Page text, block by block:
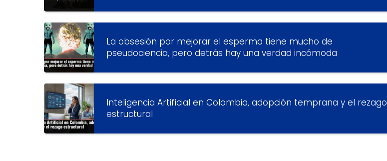
La obsesión por mejorar el esperma tiene mucho de
pseudociencia, pero detrás hay una verdad incómoda
Inteligencia Artificial en Colombia, adopción temprana y el rezago
estructural